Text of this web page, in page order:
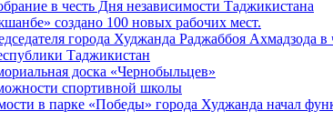
в честь Дня независимости Таджикистана
создано 100 новых рабочих мест.
города Худжанда Раджаббоя Ахмадзода в
Таджикистан
доска «Чернобыльцев»
спортивной школы
в парке «Победы» города Худжанда начал